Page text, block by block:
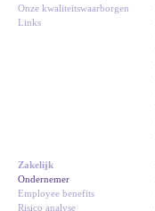
Onze kwaliteitswaarborgen
Links
Zakelijk
Ondernemer
Employee benefits
Risico analyse